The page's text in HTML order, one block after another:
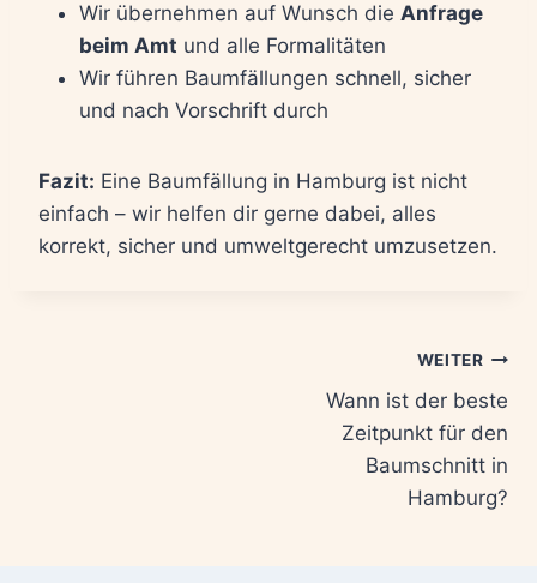
Wir übernehmen auf Wunsch die Anfrage
beim Amt und alle Formalitäten
Wir führen Baumfällungen schnell, sicher
und nach Vorschrift durch
Fazit: Eine Baumfällung in Hamburg ist nicht
einfach – wir helfen dir gerne dabei, alles
korrekt, sicher und umweltgerecht umzusetzen.
WEITER
Wann ist der beste
Zeitpunkt für den
Baumschnitt in
Hamburg?